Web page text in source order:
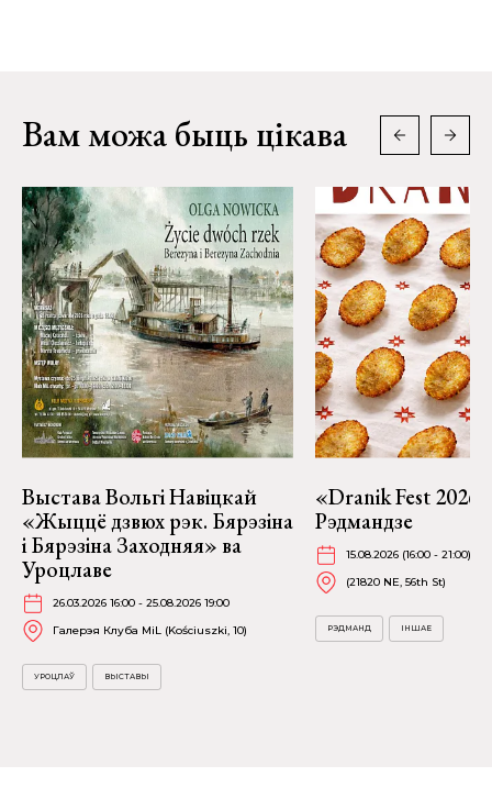
Вам можа быць цікава
Выстава Вольгі Навіцкай
«Жыццё дзвюх рэк. Бярэзіна
і Бярэзіна Заходняя» ва
Уроцлаве
26.03.2026 16:00 - 25.08.2026 19:00
Галерэя Клуба MiL (Kościuszki, 10)
УРОЦЛАЎ ВЫСТАВЫ
«Dranik Fest
Рэдмандзе
15.08.2026 (16:00 - 21:00)
(21820 NE, 56th St)
РЭДМАНД ІНШАЕ